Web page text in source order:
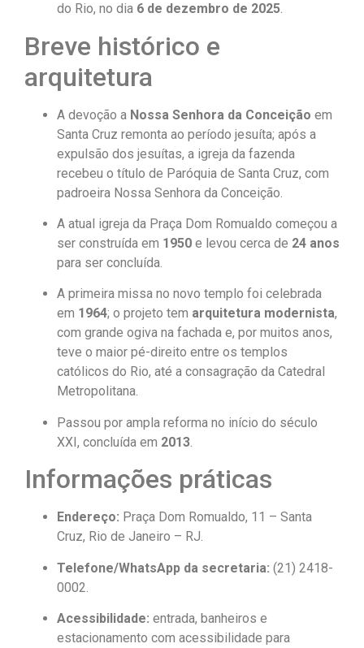
do Rio, no dia 6 de dezembro de 2025.
Breve histórico e
arquitetura
A devoção a Nossa Senhora da Conceição em
Santa Cruz remonta ao período jesuíta; após a
expulsão dos jesuítas, a igreja da fazenda
recebeu o título de Paróquia de Santa Cruz, com
padroeira Nossa Senhora da Conceição.
A atual igreja da Praça Dom Romualdo começou a
ser construída em 1950 e levou cerca de 24 anos
para ser concluída.
A primeira missa no novo templo foi celebrada
em 1964; o projeto tem arquitetura modernista,
com grande ogiva na fachada e, por muitos anos,
teve o maior pé-direito entre os templos
católicos do Rio, até a consagração da Catedral
Metropolitana.
Passou por ampla reforma no início do século
XXI, concluída em 2013
Informações práticas
Endereço: Praça Dom Romualdo, 11 – Santa
Cruz, Rio de Janeiro – RJ.
Telefone/WhatsApp da secretaria: (21) 2418-
0002.
Acessibilidade: entrada, banheiros e
estacionamento com acessibilidade para